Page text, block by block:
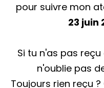
pour suivre mon
23 juin
Si tu n'as pas
n'oublie pas
Toujours rien reçu